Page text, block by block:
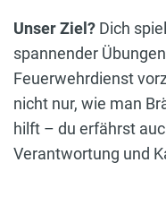
Unser Ziel? Dich
spannender
Feuerwehrdienst
nicht nur, wie man
hilft – du erfährst
Verantwortung und